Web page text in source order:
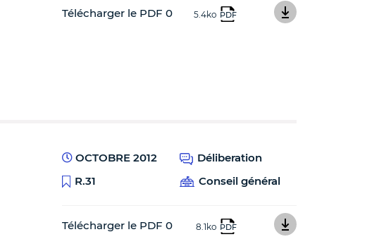
Télécharger le PDF 0 5.4ko PDF
OCTOBRE 2012
Déliberation
R.31
Conseil général
Télécharger le PDF 0 8.1ko PDF